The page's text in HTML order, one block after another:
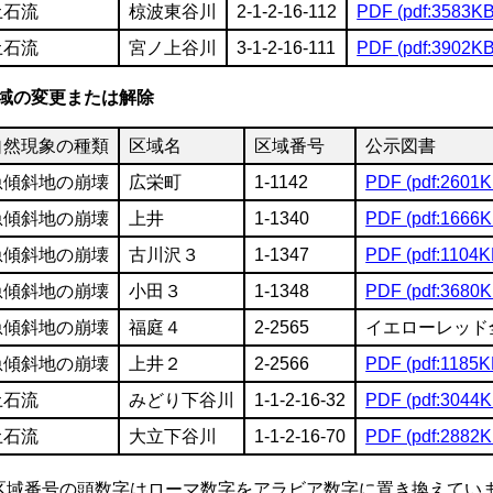
石流 椋波東谷川 2-1-2-16-112
PDF
石流
宮ノ上谷川 3-1-2-16-111 PDF
の変更または解除
然現象の種類 区域名 区域番号
公示図書
傾斜地の崩壊
広栄町 1-1142
PDF
傾斜地の崩壊
上井 1-1340
PDF
傾斜地の崩壊
古川沢３ 1-1347
PDF
傾斜地の崩壊
小田３ 1-1348
PDF
傾斜地の崩壊
福庭４ 2-2565
イエローレッ
傾斜地の崩壊
上井２ 2-2566
PDF
石流
みどり下谷川 1-1-2-16-32
PDF
石流
大立下谷川 1-1-2-16-70 PDF
番号の頭数字はローマ数字をアラビア数字に置き換えてい